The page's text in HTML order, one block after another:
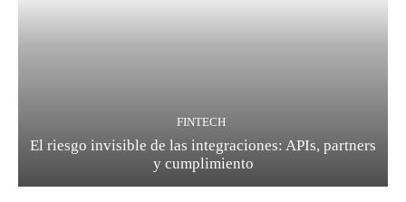
FINTECH
El riesgo invisible de las integraciones: APIs, partners
y cumplimiento